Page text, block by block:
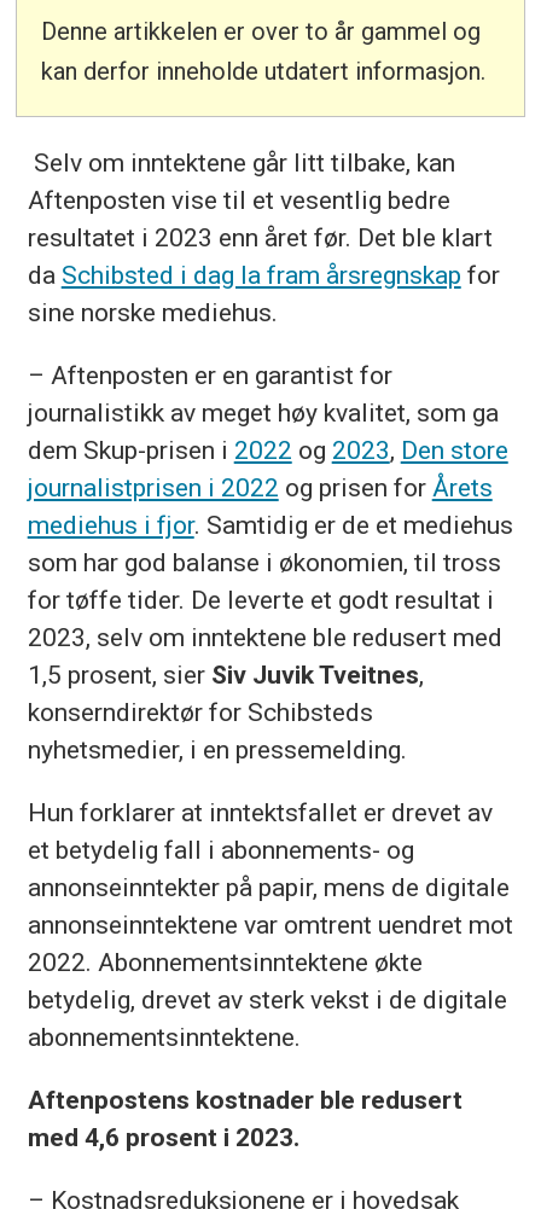
Denne artikkelen er over to år gammel og
kan derfor inneholde utdatert informasjon.
Selv om inntektene går litt tilbake, kan
Aftenposten vise til et vesentlig bedre
resultatet i 2023 enn året før. Det ble klart
da Schibsted i dag la fram årsregnskap for
sine norske mediehus.
– Aftenposten er en garantist for
journalistikk av meget høy kvalitet, som ga
dem Skup-prisen i 2022 og 2023, Den store
journalistprisen i 2022 og prisen for Årets
mediehus i fjor. Samtidig er de et mediehus
som har god balanse i økonomien, til tross
for tøffe tider. De leverte et godt resultat i
2023, selv om inntektene ble redusert med
1,5 prosent, sier Siv Juvik Tveitnes,
konserndirektør for Schibsteds
nyhetsmedier, i en pressemelding.
Hun forklarer at inntektsfallet er drevet av
et betydelig fall i abonnements- og
annonseinntekter på papir, mens de digitale
annonseinntektene var omtrent uendret mot
2022. Abonnementsinntektene økte
betydelig, drevet av sterk vekst i de digitale
abonnementsinntektene.
Aftenpostens kostnader ble redusert
med 4,6 prosent i 2023.
– Kostnadsreduksjonene er i hovedsak